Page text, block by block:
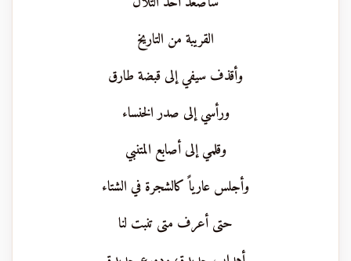
القريبة من التاريخ
وأقذف سيفي إلى قبضة طارق
ورأسي إلى صدر الخنساء
وقلمي إلى أصابع المتنبي
وأجلس عارياً كالشجرة في الشتاء
حتى أعرف متى تنبت لنا